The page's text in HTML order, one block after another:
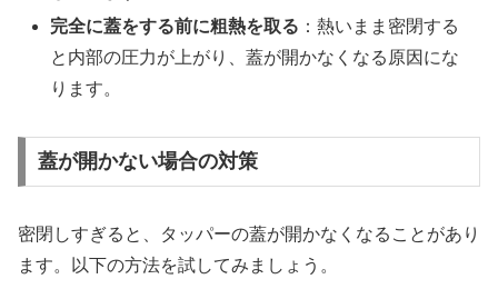
完全に蓋をする前に粗熱を取る ：熱いまま密閉する
と内部の圧力が上がり、蓋が開かなくなる原因にな
ります。
蓋が開かない場合の対策
密閉しすぎると、タッパーの蓋が開かなくなることがあり
ます。以下の方法を試してみましょう。